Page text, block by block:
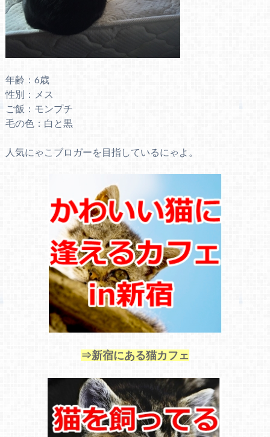
年齢：6歳
性別：メス
ご飯：モンプチ
毛の色：白と黒
人気にゃこブロガーを目指しているにゃよ。
⇒新宿にある猫カフェ